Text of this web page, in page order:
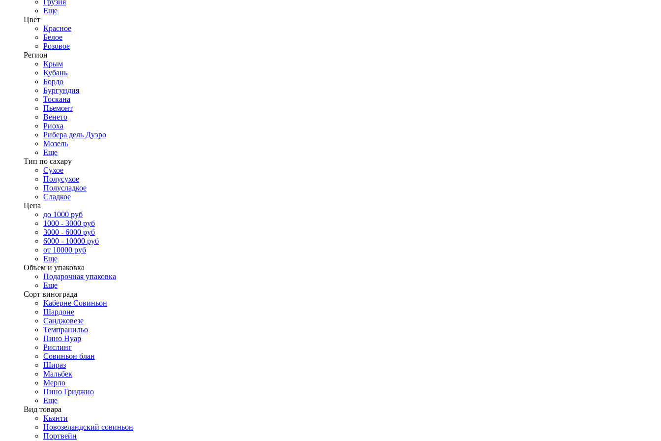
Грузия
Еще
Цвет
Красное
Белое
Розовое
Регион
Крым
Кубань
Бордо
Бургундия
Тоскана
Пьемонт
Венето
Риоха
Рибера дель Дуэро
Мозель
Еще
Тип по сахару
Сухое
Полусухое
Полусладкое
Сладкое
Цена
до 1000 руб
1000 - 3000 руб
3000 - 6000 руб
6000 - 10000 руб
от 10000 руб
Еще
Объем и упаковка
Подарочная упаковка
Еще
Сорт винограда
Каберне Совиньон
Шардоне
Санджовезе
Темпранильо
Пино Нуар
Рислинг
Совиньон блан
Шираз
Мальбек
Мерло
Пино Гриджио
Еще
Вид товара
Кьянти
Новозеландский совиньон
Портвейн